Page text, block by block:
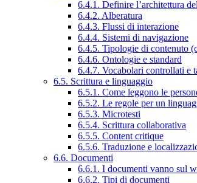
6.4.1. Definire l’architettura
6.4.2. Alberatura
6.4.3. Flussi di interazione
6.4.4. Sistemi di navigazione
6.4.5. Tipologie di contenuto
6.4.6. Ontologie e standard
6.4.7. Vocabolari controllati e
6.5. Scrittura e linguaggio
6.5.1. Come leggono le
6.5.2. Le regole per un
6.5.3. Microtesti
6.5.4. Scrittura collaborativa
6.5.5. Content critique
6.5.6. Traduzione e
6.6. Documenti
6.6.1. I documenti vanno sul
6.6.2. Tipi di documenti